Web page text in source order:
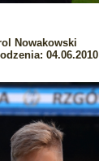
Nowakowski
04.06.2010